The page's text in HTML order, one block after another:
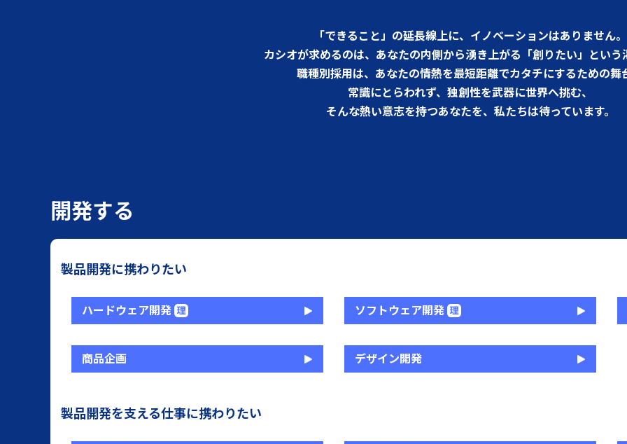
「できること」の延長線上に、イノベーションはありません。
カシオが求めるのは、あなたの内側から湧き上がる「創りたい」という
職種別採用は、あなたの情熱を最短距離でカタチにするための舞
常識にとらわれず、独創性を武器に世界へ挑む、
そんな熱い意志を持つあなたを、私たちは待っています。
開発する
製品開発に携わりたい
ハードウェア開発 ソフトウェア開発
商品企画 デザイン開発
製品開発を支える仕事に携わりたい